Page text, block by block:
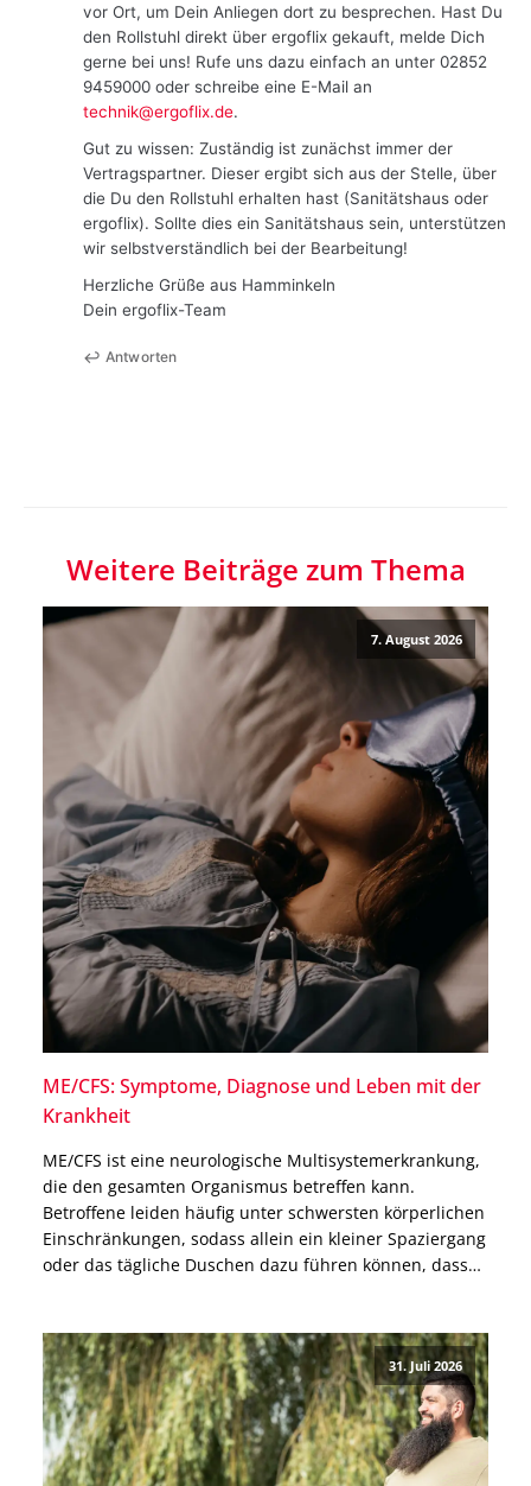
vor Ort, um Dein Anliegen dort zu besprechen. Hast Du
den Rollstuhl direkt über ergoflix gekauft, melde Dich
gerne bei uns! Rufe uns dazu einfach an unter 02852
9459000 oder schreibe eine E-Mail an
technik@ergoflix.de.
Gut zu wissen: Zuständig ist zunächst immer der
Vertragspartner. Dieser ergibt sich aus der Stelle, über
die Du den Rollstuhl erhalten hast (Sanitätshaus oder
ergoflix). Sollte dies ein Sanitätshaus sein, unterstützen
wir selbstverständlich bei der Bearbeitung!
Herzliche Grüße aus Hamminkeln
Dein ergoflix-Team
Antworten
Weitere Beiträge zum Thema
7. August 2026
ME/CFS: Symptome, Diagnose und Leben mit der
Krankheit
ME/CFS ist eine neurologische Multisystemerkrankung,
die den gesamten Organismus betreffen kann.
Betroffene leiden häufig unter schwersten körperlichen
Einschränkungen, sodass allein ein kleiner Spaziergang
oder das tägliche Duschen dazu führen können, dass
Erschöpfungszustand ist, welche Ursachen bekannt
und welche Therapien möglich sind, […]
31. Juli 2026